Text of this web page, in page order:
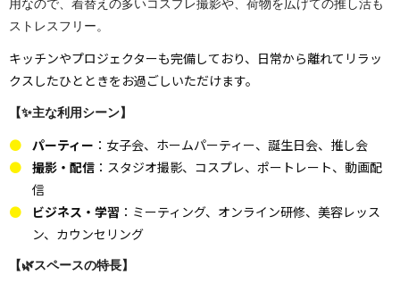
用なので、着替えの多いコスプレ撮影や、荷物を広げての推し活も
ストレスフリー。
キッチンやプロジェクターも完備しており、日常から離れてリラッ
クスしたひとときをお過ごしいただけます。
【✨主な利用シーン】
パーティー ：女子会、ホームパーティー、誕生日会、推し会
撮影・配信 ：スタジオ撮影、コスプレ、ポートレート、動画配
信
ビジネス・学習 ：ミーティング、オンライン研修、美容レッス
ン、カウンセリング
【🌿スペースの特長】